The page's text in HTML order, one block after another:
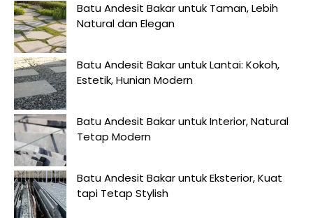
Batu Andesit Bakar untuk Taman, Lebih
Natural dan Elegan
Batu Andesit Bakar untuk Lantai: Kokoh,
Estetik, Hunian Modern
Batu Andesit Bakar untuk Interior, Natural
Tetap Modern
Batu Andesit Bakar untuk Eksterior, Kuat
tapi Tetap Stylish